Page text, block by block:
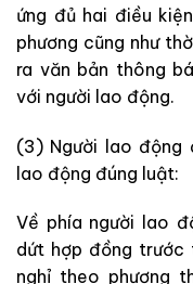
ứng đủ hai điều
phương cũng như
ra văn bản thông
với người lao động.
(3) Người lao động
lao động đúng luật:
Về phía người lao
dứt hợp đồng trước
nghỉ theo phương